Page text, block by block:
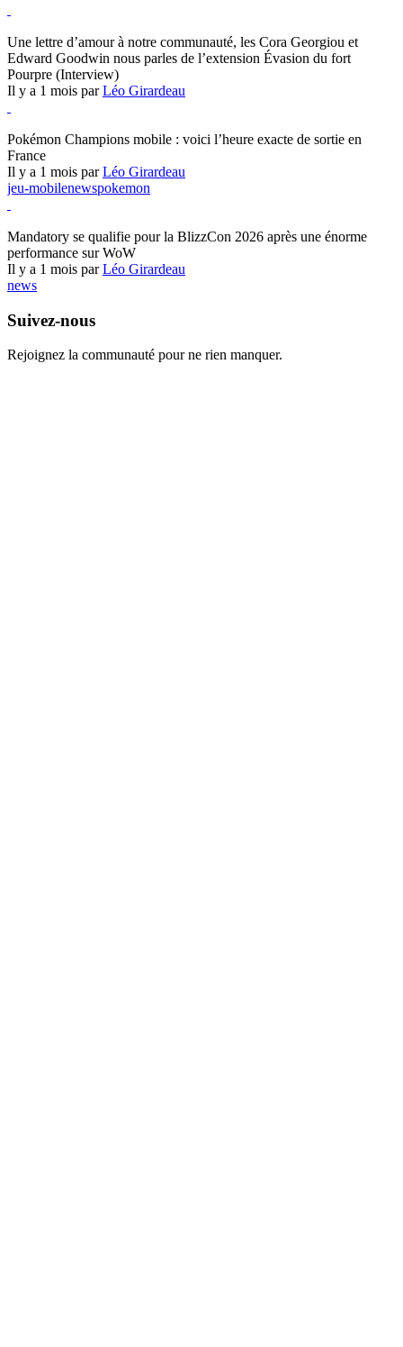
Une lettre d’amour à notre communauté, les Cora Georgiou et
Edward Goodwin nous parles de l’extension Évasion du fort
Pourpre (Interview)
Il y a 1 mois parLéo Girardeau
Pokémon Champions mobile : voici l’heure exacte de sortie en
France
Il y a 1 mois parLéo Girardeau
jeu-mobilenewspokemon
Mandatory se qualifie pour la BlizzCon 2026 après une énorme
performance sur WoW
Il y a 1 mois parLéo Girardeau
news
Suivez-nous
Rejoignez la communauté pour ne rien manquer.